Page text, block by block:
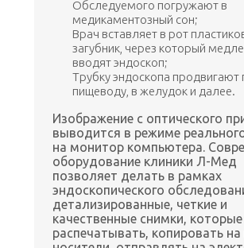
Обследуемого погружают в
медикаментозный сон;
Врач вставляет в рот
загубник, через который
вводят эндоскоп;
Трубку эндоскопа продвигают
пищеводу, в желудок и далее.
Изображение с оптического
выводится в режиме
на монитор компьютера.
оборудование клиники Л-Мед
позволяет делать в рамках
эндоскопического
детализированные, четкие и
качественные снимки,
распечатывать, копировать